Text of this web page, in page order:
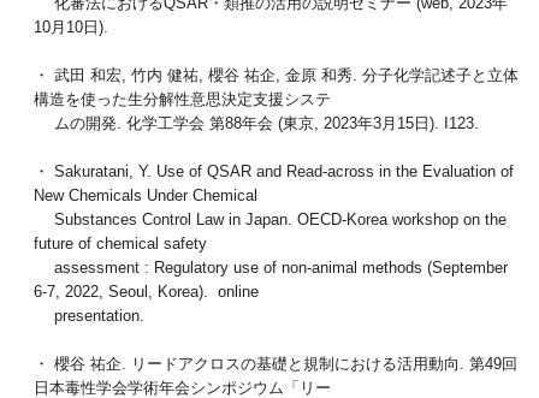
10月10日).
・ 武田 和宏, 竹内 健祐, 櫻谷 祐企, 金原 和秀. 分子化学記述子と立体
構造を使った生分解性意思決定支援システ
ムの開発. 化学工学会 第88年会 (東京, 2023年3月15日). I123.
・ Sakuratani, Y. Use of QSAR and Read-across in the Evaluation of
New Chemicals Under Chemical
Substances Control Law in Japan. OECD-Korea workshop on the
future of chemical safety
assessment : Regulatory use of non-animal methods (September
6-7, 2022, Seoul, Korea). online
presentation.
・ 櫻谷 祐企. リードアクロスの基礎と規制における活用動向. 第49回
日本毒性学会学術年会シンポジウム「リー